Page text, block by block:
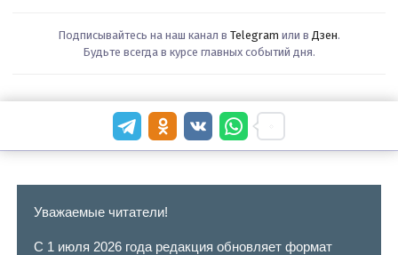
Подписывайтесь на наш канал в Telegram или в Дзен.
Будьте всегда в курсе главных событий дня.
Уважаемые читатели!
С 1 июля 2026 года редакция обновляет формат